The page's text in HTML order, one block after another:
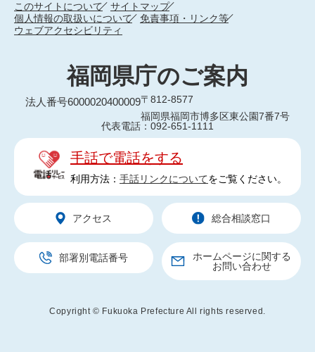
このサイトについて
サイトマップ
個人情報の取扱いについて
免責事項・リンク等
ウェブアクセシビリティ
福岡県庁のご案内
法人番号6000020400009〒812-8577
福岡県福岡市博多区東公園7番7号
代表電話：092-651-1111
手話で電話をする
利用方法： 手話リンクについてをご覧ください。
アクセス 総合相談窓口
部署別電話番号
ホームページに関する
お問い合わせ
Copyright © Fukuoka Prefecture All rights reserved.